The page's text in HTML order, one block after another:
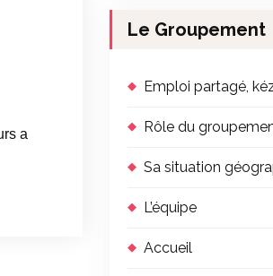
a
Le Groupement
Emploi partagé,
Rôle du
Sa situation
L’équipe
Accueil